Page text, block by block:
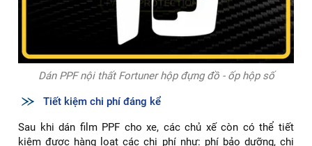
Dán PPF nội thất Fortuner hộp đựng đồ - ốp hộp số
Tiết kiệm chi phí đáng kể
Sau khi dán film PPF cho xe, các chủ xế còn có thể tiết
kiệm được hàng loạt các chi phí như: phí bảo dưỡng, chi